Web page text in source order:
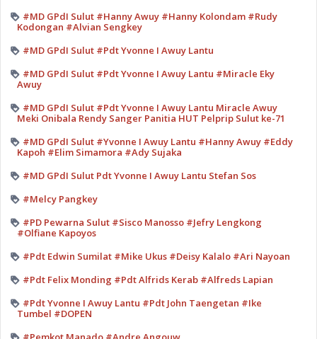
#MD GPdI Sulut #Hanny Awuy #Hanny Kolondam #Rudy
Kodongan #Alvian Sengkey
#MD GPdI Sulut #Pdt Yvonne I Awuy Lantu
#MD GPdI Sulut #Pdt Yvonne I Awuy Lantu #Miracle Eky
Awuy
#MD GPdI Sulut #Pdt Yvonne I Awuy Lantu Miracle Awuy
Meki Onibala Rendy Sanger Panitia HUT Pelprip Sulut ke-71
#MD GPdI Sulut #Yvonne I Awuy Lantu #Hanny Awuy #Eddy
Kapoh #Elim Simamora #Ady Sujaka
#MD GPdI Sulut Pdt Yvonne I Awuy Lantu Stefan Sos
#Melcy Pangkey
#PD Pewarna Sulut #Sisco Manosso #Jefry Lengkong
#Olfiane Kapoyos
#Pdt Edwin Sumilat #Mike Ukus #Deisy Kalalo #Ari Nayoan
#Pdt Felix Monding #Pdt Alfrids Kerab #Alfreds Lapian
#Pdt Yvonne I Awuy Lantu #Pdt John Taengetan #Ike
Tumbel #DOPEN